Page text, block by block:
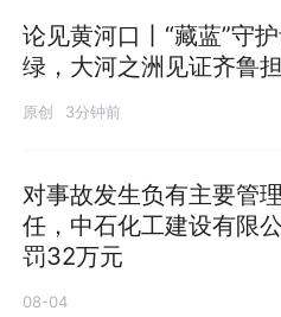
论见黄河口丨“藏蓝”守
绿，大河之洲见证齐鲁
原创 3分钟前
对事故发生负有主要管
任，中石化工建设有限
罚32万元
08-04